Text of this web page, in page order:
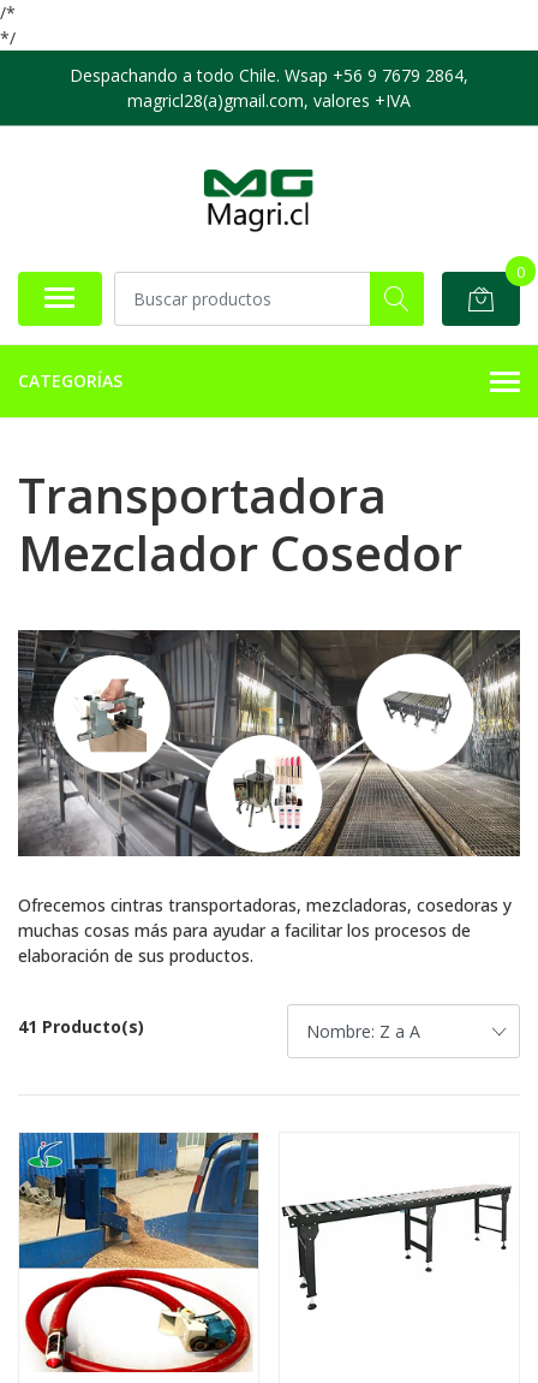
/*
*/
Despachando a todo Chile. Wsap +56 9 7679 2864,
magricl28(a)gmail.com, valores +IVA
0
CATEGORÍAS
Transportadora
Mezclador Cosedor
Ofrecemos cintras transportadoras, mezcladoras, cosedoras y
muchas cosas más para ayudar a facilitar los procesos de
elaboración de sus productos.
41 Producto(s)